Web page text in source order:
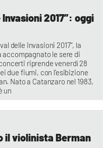
2017”: oggi
delle Invasioni 2017”, la
le sere di
riprende venerdì 28
due fiumi, con l’esibizione
Nato a Catanzaro nel 1983,
un
il violinista Berman